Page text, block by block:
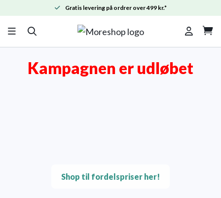
Gratis levering på ordrer over 499 kr.*

Kampagnen er udløbet
Shop til fordelspriser her!